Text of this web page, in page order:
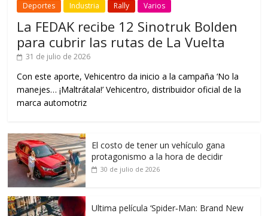
Deportes Industria Rally Varios
La FEDAK recibe 12 Sinotruk Bolden
para cubrir las rutas de La Vuelta
31 de julio de 2026
Con este aporte, Vehicentro da inicio a la campaña ‘No la
manejes… ¡Maltrátala!’ Vehicentro, distribuidor oficial de la
marca automotriz
El costo de tener un vehículo gana
protagonismo a la hora de decidir
30 de julio de 2026
Ultima película ‘Spider‑Man: Brand New